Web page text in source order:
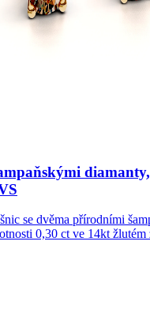
se dvěma přírodními
0,30 ct ve 14kt